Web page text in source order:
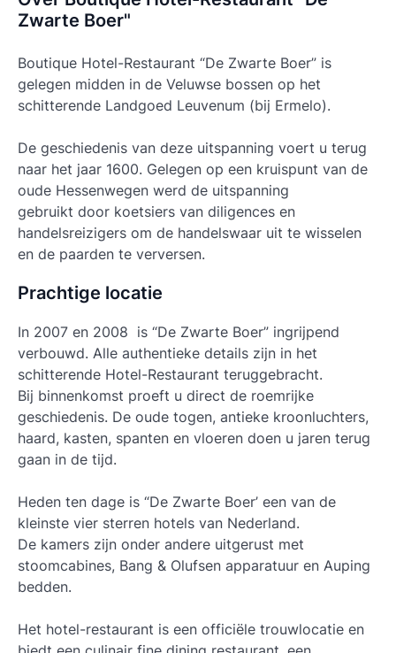
Zwarte Boer"
Boutique Hotel-Restaurant “De Zwarte Boer” is
gelegen midden in de Veluwse bossen op het
schitterende Landgoed Leuvenum (bij Ermelo).
De geschiedenis van deze uitspanning voert u terug
naar het jaar 1600. Gelegen op een kruispunt van de
oude Hessenwegen werd de uitspanning
gebruikt door koetsiers van diligences en
handelsreizigers om de handelswaar uit te wisselen
en de paarden te verversen.
Prachtige locatie
In 2007 en 2008 is “De Zwarte Boer” ingrijpend
verbouwd. Alle authentieke details zijn in het
schitterende Hotel-Restaurant teruggebracht.
Bij binnenkomst proeft u direct de roemrijke
geschiedenis. De oude togen, antieke kroonluchters,
haard, kasten, spanten en vloeren doen u jaren terug
gaan in de tijd.
Heden ten dage is “De Zwarte Boer’ een van de
kleinste vier sterren hotels van Nederland.
De kamers zijn onder andere uitgerust met
stoomcabines, Bang & Olufsen apparatuur en Auping
bedden.
Het hotel-restaurant is een officiële trouwlocatie en